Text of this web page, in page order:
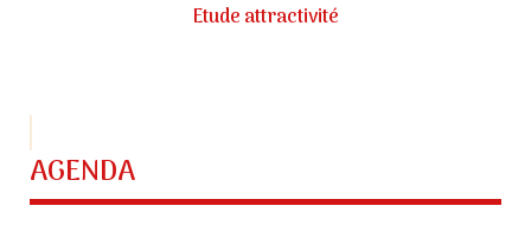
Etude attractivité
AGENDA